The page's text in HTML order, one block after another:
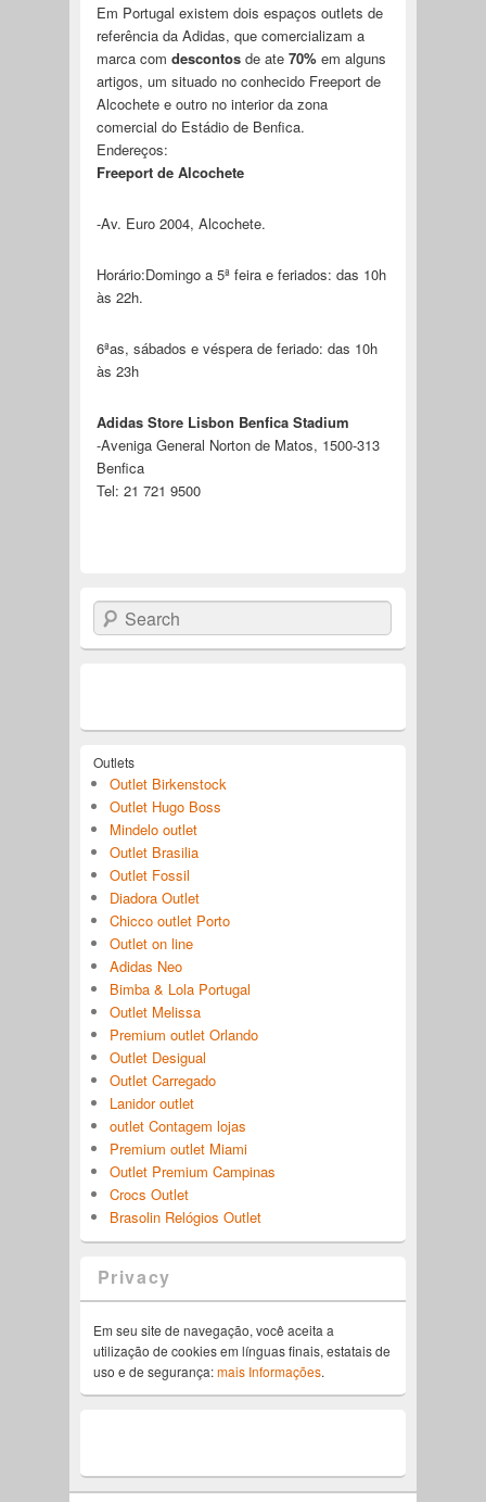
Em Portugal existem dois espaços outlets de
referência da Adidas, que comercializam a
marca com descontosde ate 70%em alguns
artigos, um situado no conhecido Freeport de
Alcochete e outro no interior da zona
comercial do Estádio de Benfica.
Endereços:
Freeport de Alcochete
-Av. Euro 2004, Alcochete.
Horário:Domingo a 5ª feira e feriados: das 10h
às 22h.
6ªas, sábados e véspera de feriado: das 10h
às 23h
Adidas Store Lisbon Benfica Stadium
-Aveniga General Norton de Matos, 1500-313
Benfica
Tel: 21 721 9500
Search
Outlets
Outlet Birkenstock
Outlet Hugo Boss
Mindelo outlet
Outlet Brasilia
Outlet Fossil
Diadora Outlet
Chicco outlet Porto
Outlet on line
Adidas Neo
Bimba & Lola Portugal
Outlet Melissa
Premium outlet Orlando
Outlet Desigual
Outlet Carregado
Lanidor outlet
outlet Contagem lojas
Premium outlet Miami
Outlet Premium Campinas
Crocs Outlet
Brasolin Relógios Outlet
Privacy
Em seu site de navegação, você aceita a
utilização de cookies em línguas finais, estatais de
uso e de segurança:mais Informações.